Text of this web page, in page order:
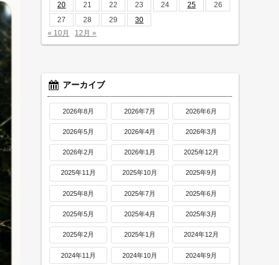
20
21 22 23 24 25
26
27
28 29
30
« 10月
12月 »
アーカイブ
2026年8月 2026年7月 2026年6月
2026年5月 2026年4月 2026年3月
2026年2月 2026年1月 2025年12月
2025年11月 2025年10月 2025年9月
2025年8月 2025年7月 2025年6月
2025年5月 2025年4月 2025年3月
2025年2月 2025年1月 2024年12月
2024年11月 2024年10月 2024年9月